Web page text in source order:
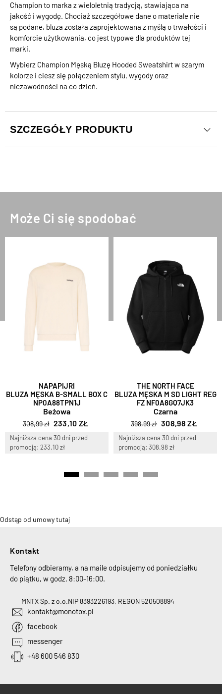
Champion to marka z wieloletnią tradycją, stawiająca na
jakość i wygodę. Chociaż szczegółowe dane o materiale nie
są podane, bluza została zaprojektowana z myślą o trwałości i
komforcie użytkowania, co jest typowe dla produktów tej
marki.
Wybierz Champion Męską Bluzę Hooded Sweatshirt w szarym
kolorze i ciesz się połączeniem stylu, wygody oraz
niezawodności na co dzień.
SZCZEGÓŁY PRODUKTU
Może Ci się spodobać
NAPAPIJRI
BLUZA MĘSKA B-SMALL BOX C
NP0A88TPN1J
Beżowa
308,99 zł 233,10 ZŁ
Najniższa cena 30 dni przed
promocją: 233.10 zł
THE NORTH FACE
BLUZA MĘSKA M SD LIGHT REG
FZ NF0A8GQ7JK3
Czarna
398,99 zł 308,98 ZŁ
Najniższa cena 30 dni przed
promocją: 308.98 zł
Odstąp od umowy tutaj
Kontakt
Telefony odbieramy, a na maile odpisujemy od poniedziałku
do piątku, w godz. 8:00-16:00.
MNTX Sp. z o.o.NIP 8393226193, REGON 520508894
kontakt@monotox.pl
facebook
messenger
+48 600 546 830